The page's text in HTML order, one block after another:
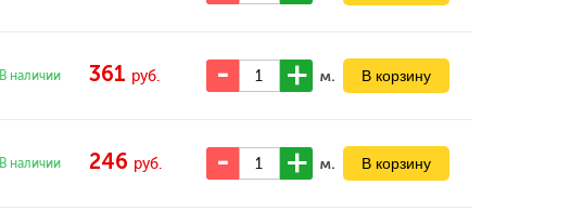
В наличии 361 руб. м.
В наличии 246 руб. м.